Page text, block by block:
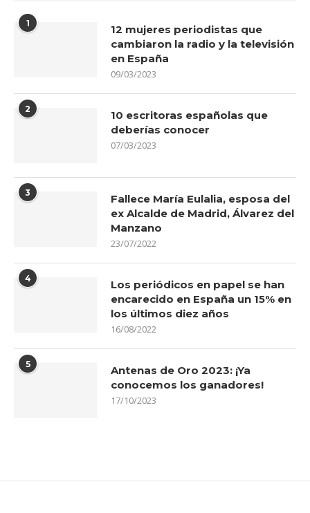
1
12 mujeres periodistas que
cambiaron la radio y la televisión
en España
09/03/2023
2
10 escritoras españolas que
deberías conocer
07/03/2023
3
Fallece María Eulalia, esposa del
ex Alcalde de Madrid, Álvarez del
Manzano
23/07/2022
4
Los periódicos en papel se han
encarecido en España un 15% en
los últimos diez años
16/08/2022
5
Antenas de Oro 2023: ¡Ya
conocemos los ganadores!
17/10/2023